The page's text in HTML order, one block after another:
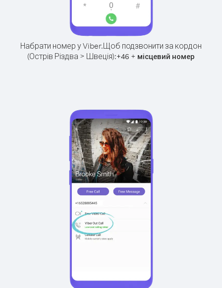
Набрати номер у Viber.Щоб подзвонити за кордон
(Острів Різдва > Швеція):+46 + місцевий номер